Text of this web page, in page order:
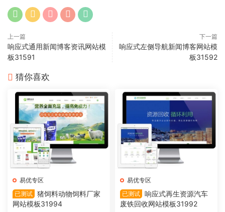
上一篇
响应式通用新闻博客资讯网站模
板31591
下一篇
响应式左侧导航新闻博客网站模
板31592
猜你喜欢
易优专区
已测试 猪饲料动物饲料厂家
网站模板31994
易优专区
已测试 响应式再生资源汽车
废铁回收网站模板31992